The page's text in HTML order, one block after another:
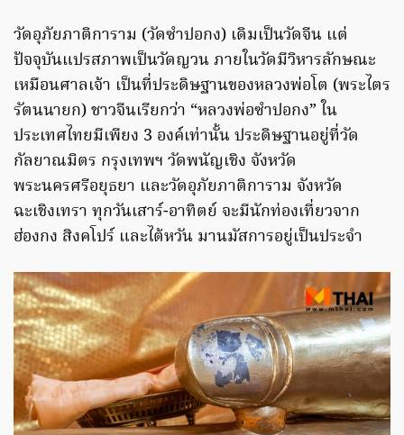
วัดอุภัยภาติการาม (วัดซำปอกง) เดิมเป็นวัดจีน แต่
ปัจจุบันแปรสภาพเป็นวัดญวน ภายในวัดมีวิหารลักษณะ
เหมือนศาลเจ้า เป็นที่ประดิษฐานของหลวงพ่อโต (พระไตร
รัตนนายก) ชาวจีนเรียกว่า “หลวงพ่อซำปอกง” ใน
ประเทศไทยมีเพียง 3 องค์เท่านั้น ประดิษฐานอยู่ที่วัด
กัลยาณมิตร กรุงเทพฯ วัดพนัญเชิง จังหวัด
พระนครศรีอยุธยา และวัดอุภัยภาติการาม จังหวัด
ฉะเชิงเทรา ทุกวันเสาร์-อาทิตย์ จะมีนักท่องเที่ยวจาก
ฮ่องกง สิงคโปร์ และไต้หวัน มานมัสการอยู่เป็นประจำ